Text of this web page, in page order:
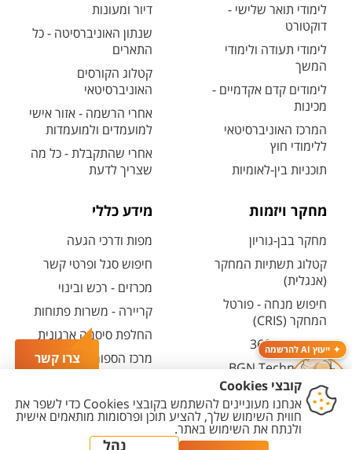
צרו קשר
ייעוץ AI להרשמה
לימודי תואר שלישי -
דוקטורט
לימודי תעודה ולימודי
המשך
לימודים קדם אקדמיים -
מכינות
המרכז האוניברסיטאי
ללימודי חוץ
תוכניות בין-לאומיות
דיור ומעונות
שנתון האוניברסיטה - כל
התארים
קטלוג הקורסים
האוניברסיטאי
אחרי הרשמה - אזור אישי
למועמדים ולמועמדות
אחרי שהתקבלת - כל מה
שצריך לדעת
מחקר ויזמות
מחקר בבן-גוריון
קטלוג תשתיות המחקר
(אנגלית)
חיפוש מנחה - פורטל
המחקר (CRIS)
מרכז יזמות 360
BGN Technology
Transfer
פארק ההייטק
משרות אקדמיות
מידע כללי
מפות ודרכי הגעה
חיפוש סגל ופרטי קשר
מכרזים - רכש ובינוי
קריירה - משרות פתוחות
החלפת סיסמה ארגונית
מרכז הספורט והנופש
חירום